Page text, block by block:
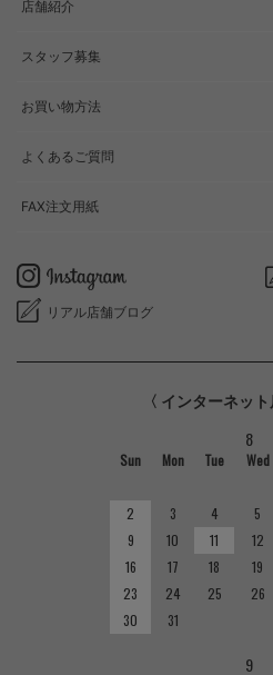
店舗紹介
スタッフ募集
お買い物方法
よくあるご質問
FAX注文用紙
リアル店舗ブログ
〈 インターネット
8
Sun Mon Tue Wed
2
3 4 5
9
10 11 12
16
17 18 19
23
24 25 26
30
31
9